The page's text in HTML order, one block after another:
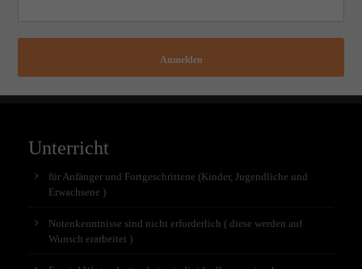
Anmelden
Unterricht
für Anfänger und Fortgeschrittene (Kinder, Jugendliche und
Erwachsene )
Notenkenntnisse sind nicht erforderlich ( diese werden auf
Wunsch erarbeitet )